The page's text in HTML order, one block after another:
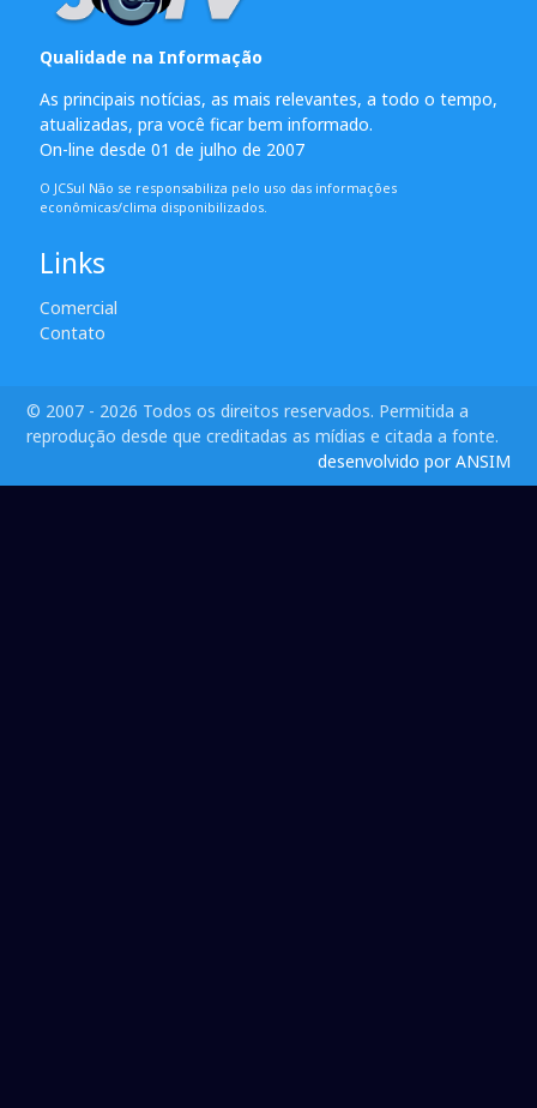
Qualidade na Informação
As principais notícias, as mais relevantes, a todo o tempo,
atualizadas, pra você ficar bem informado.
On-line desde 01 de julho de 2007
O JCSul Não se responsabiliza pelo uso das informações
econômicas/clima disponibilizados.
Links
Comercial
Contato
© 2007 - 2026 Todos os direitos reservados. Permitida a
reprodução desde que creditadas as mídias e citada a fonte.
desenvolvido por ANSIM